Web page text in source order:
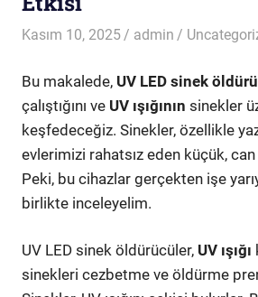
Kasım 10, 2025 admin
Bu makalede, UV LED sinek
çalıştığını ve UV ışığının sinekler
keşfedeceğiz. Sinekler, özellikle
evlerimizi rahatsız eden küçük, can
Peki, bu cihazlar gerçekten işe
birlikte inceleyelim.
UV LED sinek öldürücüler, UV ışığı
sinekleri cezbetme ve öldürme